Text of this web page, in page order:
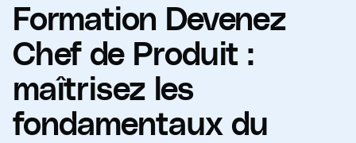
Formation Devenez
Chef de Produit :
maîtrisez les
fondamentaux du